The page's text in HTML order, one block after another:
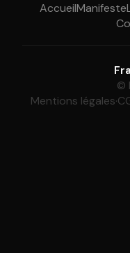
AccueilManifeste
©
Mentions légales·